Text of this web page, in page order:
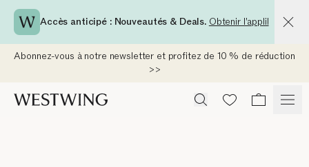
Accès anticipé : Nouveautés & Deals. Obtenir l'appli!
Abonnez-vous à notre newsletter et profitez de 10 % de réduction
>>